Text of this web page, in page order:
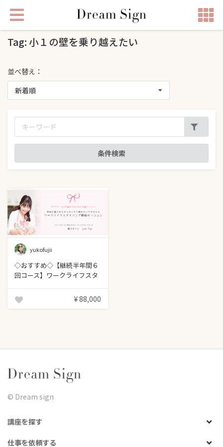
Tag: 小１の壁を乗り越えたい
並べ替え：
新着順
yukofujii
◇おすすめ◇【継続半年間６
回コース】ワークライフスタ
¥ 88,000
©︎ Dream sign
講座を探す
仕事を依頼する